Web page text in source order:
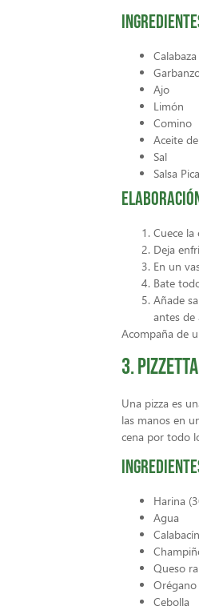
Ajo
Limón
Comino
Aceite
Sal
Salsa
Cuece
Deja
En un
Bate
Añade
antes de
Acompaña de
3.
Una pizza es
las manos en
cena por todo
Harina
Agua
Calabacín
Queso
Orégano
Cebolla